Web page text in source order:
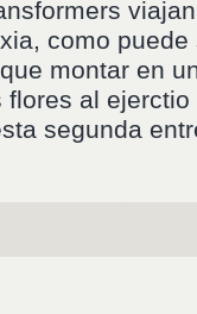
como
montar en
flores al
segunda